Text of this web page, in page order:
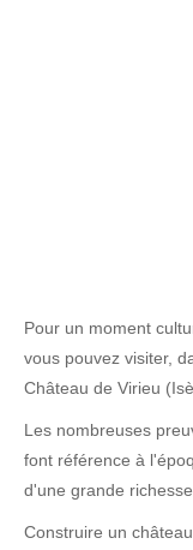
Pour un moment
vous pouvez visiter,
Château de Virieu
Les nombreuses
font référence à
d'une grande
Construire un